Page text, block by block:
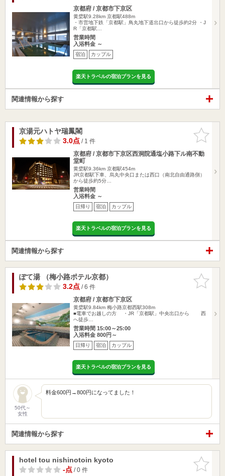
京都府 / 京都市下京区
黄檗駅9.28km 京都駅488m
・市営地下鉄「京都駅」鳥丸地下道出口から徒歩約2分 ・J
R「京都駅…
営業時間
入浴料金 ～
宿泊 カップル
楽天トラベルの宿泊プランを見る
関連情報から探す
お気に入
りに追加
京湯元ハトヤ瑞鳳閣
3.0点/ 1 件
京都府 / 京都市下京区西洞院通塩小路下ル南不動
堂町
黄檗駅9.36km 京都駅454m
JR京都駅下車、烏丸中央口または西口（南北自由通路側）
から徒歩約5分…
営業時間
入浴料金 ～
日帰り 宿泊 カップル
楽天トラベルの宿泊プランを見る
関連情報から探す
お気に入
りに追加
ぽて湯 （梅小路ポテル京都）
3.2点/ 6 件
京都府 / 京都市下京区
黄檗駅9.84km 梅小路京都西駅308m
■電車でお越しの方 ・JR「京都駅」中央出口から 西
へ徒歩…
営業時間 15:00～25:00
入浴料金 800円～
日帰り 宿泊 カップル
楽天トラベルの宿泊プランを見る
50代～
女性
料金600円→800円になってました！
関連情報から探す
お気に入
りに追加
hotel tou nishinotoin kyoto
-点/ 0 件